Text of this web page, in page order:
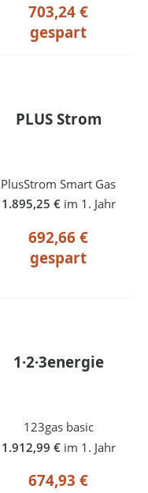
703,24 €
gespart
PLUS Strom
PlusStrom Smart Gas
1.895,25 € im 1. Jahr
692,66 €
gespart
1·2·3energie
123gas basic
1.912,99 € im 1. Jahr
674,93 €